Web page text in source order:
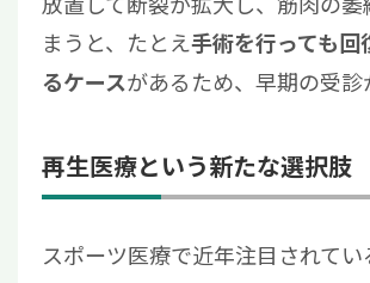
まうと、たとえ手術を行っても回
るケースがあるため、早期の受診
再生医療という新たな選択肢
スポーツ医療で近年注目されて